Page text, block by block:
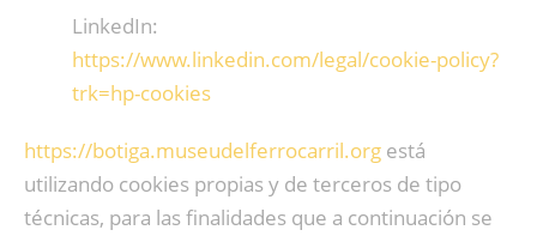
LinkedIn:
https://www.linkedin.com/legal/cookie-policy?
trk=hp-cookies
https://botiga.museudelferrocarril.org está
utilizando cookies propias y de terceros de tipo
técnicas, para las finalidades que a continuación se